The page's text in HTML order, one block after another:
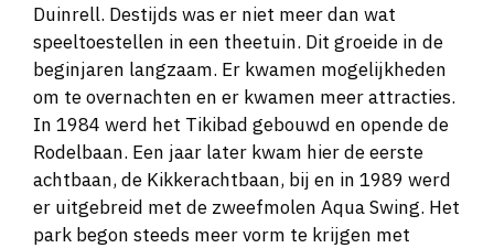
Duinrell. Destijds was er niet meer dan wat
speeltoestellen in een theetuin. Dit groeide in de
beginjaren langzaam. Er kwamen mogelijkheden
om te overnachten en er kwamen meer attracties.
In 1984 werd het Tikibad gebouwd en opende de
Rodelbaan. Een jaar later kwam hier de eerste
achtbaan, de Kikkerachtbaan, bij en in 1989 werd
er uitgebreid met de zweefmolen Aqua Swing. Het
park begon steeds meer vorm te krijgen met